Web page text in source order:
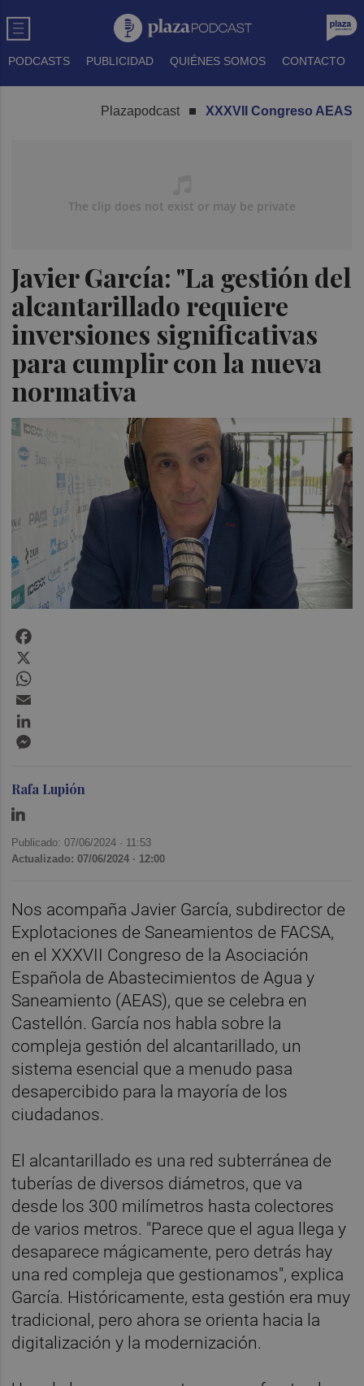
PODCASTS PUBLICIDAD QUIÉNES SOMOS CONTACTO
Plazapodcast XXXVII Congreso AEAS
Javier García: "La gestión del
alcantarillado requiere
inversiones significativas
para cumplir con la nueva
normativa
Rafa Lupión
Publicado: 07/06/2024 · 11:53
Actualizado: 07/06/2024 · 12:00
Nos acompaña Javier García, subdirector de
Explotaciones de Saneamientos de FACSA,
en el XXXVII Congreso de la Asociación
Española de Abastecimientos de Agua y
Saneamiento (AEAS), que se celebra en
Castellón. García nos habla sobre la
compleja gestión del alcantarillado, un
sistema esencial que a menudo pasa
desapercibido para la mayoría de los
ciudadanos.
El alcantarillado es una red subterránea de
tuberías de diversos diámetros, que va
desde los 300 milímetros hasta colectores
de varios metros. "Parece que el agua llega y
desaparece mágicamente, pero detrás hay
una red compleja que gestionamos", explica
García. Históricamente, esta gestión era muy
tradicional, pero ahora se orienta hacia la
digitalización y la modernización.